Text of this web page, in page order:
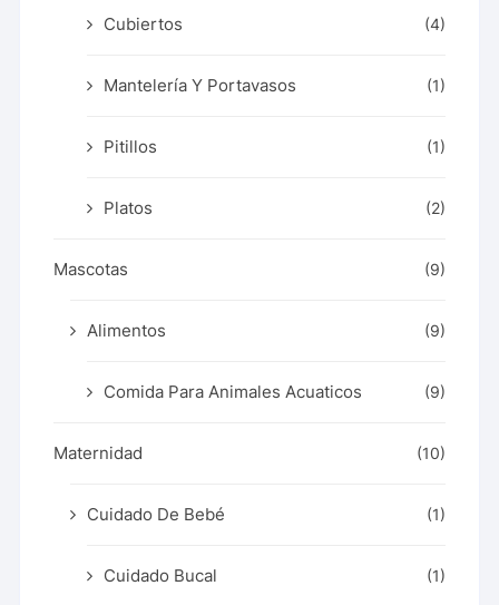
Cubiertos (4)
Mantelería Y Portavasos (1)
Pitillos (1)
Platos (2)
Mascotas (9)
Alimentos (9)
Comida Para Animales Acuaticos (9)
Maternidad (10)
Cuidado De Bebé (1)
Cuidado Bucal (1)